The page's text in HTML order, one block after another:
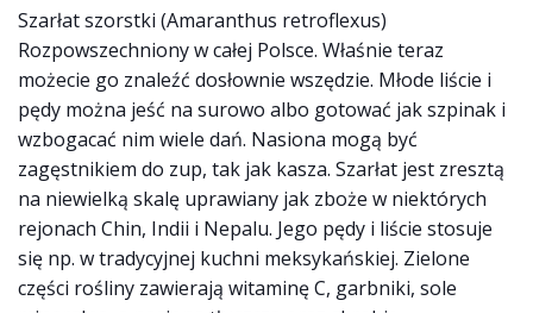
Szarłat szorstki (Amaranthus retroflexus)
Rozpowszechniony w całej Polsce. Właśnie teraz
możecie go znaleźć dosłownie wszędzie. Młode liście i
pędy można jeść na surowo albo gotować jak szpinak i
wzbogacać nim wiele dań. Nasiona mogą być
zagęstnikiem do zup, tak jak kasza. Szarłat jest zresztą
na niewielką skalę uprawiany jak zboże w niektórych
rejonach Chin, Indii i Nepalu. Jego pędy i liście stosuje
się np. w tradycyjnej kuchni meksykańskiej. Zielone
części rośliny zawierają witaminę C, garbniki, sole